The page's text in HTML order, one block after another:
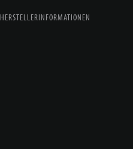
HERSTELLERINFORMATIONEN